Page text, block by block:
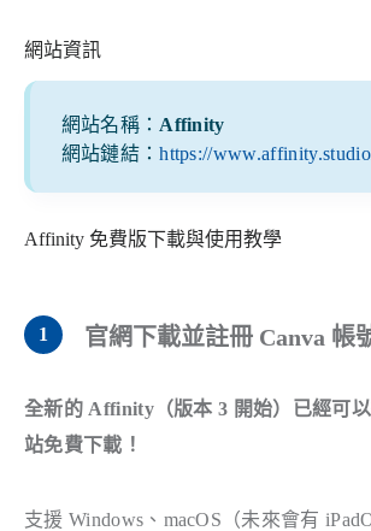
網站資訊
網站名稱： Affinity
網站鏈結：https://
Affinity 免費版下載與使用教學
官網下載並註冊 Canva 帳
全新的 Affinity（版本 3 開始）已經可
站免費下載！
支援 Windows、macOS（未來會有